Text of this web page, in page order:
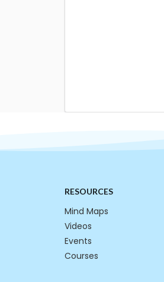
RESOURCES
Mind Maps
Videos
Events
Courses